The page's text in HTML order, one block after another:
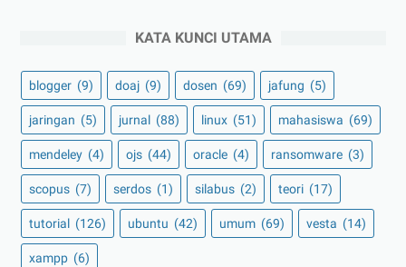
KATA KUNCI UTAMA
blogger (9) doaj (9) dosen (69) jafung (5)
jaringan (5) jurnal (88) linux (51) mahasiswa (69)
mendeley (4) ojs (44) oracle (4) ransomware (3)
scopus (7) serdos (1) silabus (2) teori (17)
tutorial (126) ubuntu (42) umum (69) vesta (14)
xampp (6)